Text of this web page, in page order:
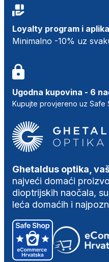
Loyalty program i
Minimalno -10% uz
Ugodna kupovina - 6
Kupujte provjereno uz Safe
Ghetaldus optika,
najveći domaći
dioptrijskih naočala,
leća domaćih i